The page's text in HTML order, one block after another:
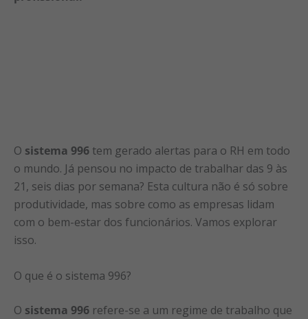
O sistema 996 tem gerado alertas para o RH em todo
o mundo. Já pensou no impacto de trabalhar das 9 às
21, seis dias por semana? Esta cultura não é só sobre
produtividade, mas sobre como as empresas lidam
com o bem-estar dos funcionários. Vamos explorar
isso.
O que é o sistema 996?
O sistema 996 refere-se a um regime de trabalho que